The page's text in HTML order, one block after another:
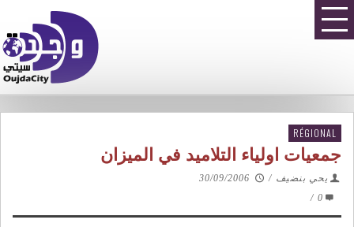
RÉGIONAL
جمعيات اولياء التلاميد في الميزان
يحي بنضيف /
30/09/2006
0
/